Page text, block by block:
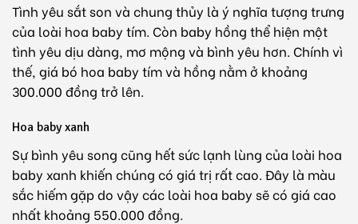
Tình yêu sắt son và chung thủy là ý nghĩa tượng trưng
của loài hoa baby tím. Còn baby hồng thể hiện một
tình yêu dịu dàng, mơ mộng và bình yêu hơn. Chính vì
thế, giá bó hoa baby tím và hồng nằm ở khoảng
300.000 đồng trở lên.
Hoa baby xanh
Sự bình yêu song cũng hết sức lạnh lùng của loài hoa
baby xanh khiến chúng có giá trị rất cao. Đây là màu
sắc hiếm gặp do vậy các loài hoa baby sẽ có giá cao
nhất khoảng 550.000 đồng.